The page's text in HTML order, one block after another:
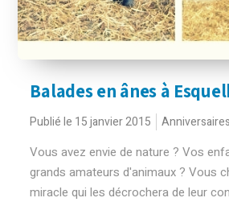
Balades en ânes à
Publié le 15 janvier 2015 Anniversaires
Vous avez envie de nature ? Vos
grands amateurs d'animaux ? Vous
miracle qui les décrochera de leur